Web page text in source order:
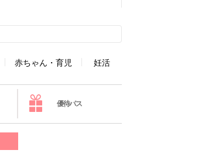
赤ちゃん・育児 妊活
優待パス